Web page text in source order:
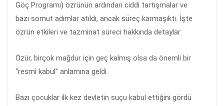
Göç Programı) özrünün ardından ciddi tartışmalar ve
bazı somut adımlar atıldı, ancak süreç karmaşıktı. İşte
özrün etkileri ve tazminat süreci hakkında detaylar:
Özür, birçok mağdur için geç kalmış olsa da önemli bir
“resmî kabul” anlamına geldi.
Bazı çocuklar ilk kez devletin suçu kabul ettiğini gördü